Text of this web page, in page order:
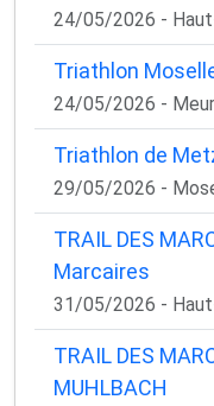
24/05/2026 -
Triathlon
24/05/2026 -
Triathlon de
29/05/2026 -
TRAIL DES
Marcaires
31/05/2026 -
TRAIL DES
MUHLBACH